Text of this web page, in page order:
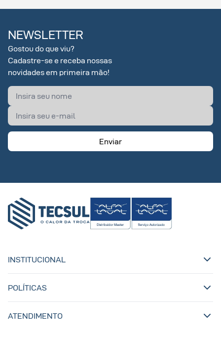
NEWSLETTER
Gostou do que viu?
Cadastre-se e receba nossas
novidades em primeira mão!
Enviar
INSTITUCIONAL
POLÍTICAS
ATENDIMENTO